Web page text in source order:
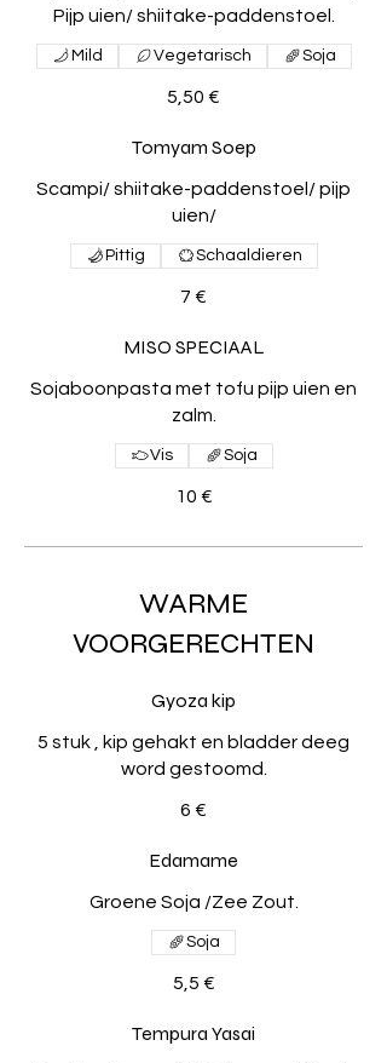
Pijp uien/ shiitake-paddenstoel.
5,50 €
Mild Vegetarisch Soja
Tomyam Soep
Scampi/ shiitake-paddenstoel/ pijp
uien/
7 €
Pittig Schaaldieren
MISO SPECIAAL
Sojaboonpasta met tofu pijp uien en
zalm.
10 €
Vis Soja
WARME
VOORGERECHTEN
Gyoza kip
5 stuk , kip gehakt en bladder deeg
word gestoomd.
6 €
Edamame
Groene Soja /Zee Zout.
5,5 €
Soja
Tempura Yasai